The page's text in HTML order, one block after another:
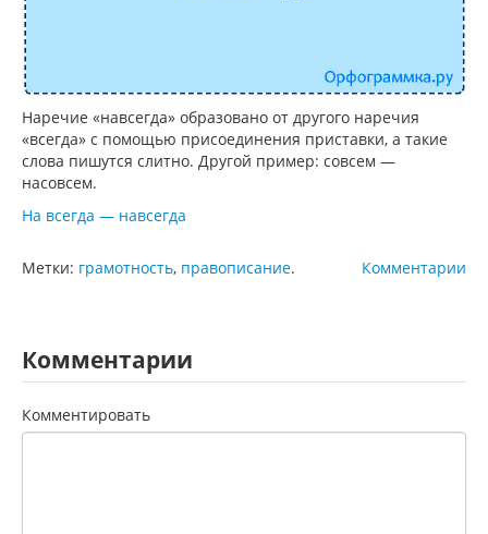
Наречие «навсегда» образовано от другого наречия
«всегда» с помощью присоединения приставки, а такие
слова пишутся слитно. Другой пример: совсем —
насовсем.
На всегда — навсегда
Комментарии
Метки: грамотность, правописание.
Комментарии
Комментировать